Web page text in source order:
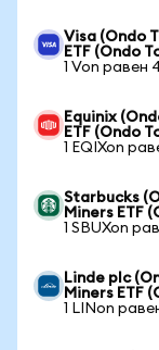
Visa (Ondo
ETF (Ondo
1 Von равен
Equinix
ETF (Ondo
1 EQIXon
Starbucks
Miners ETF
1 SBUXon
Linde plc
Miners ETF
1 LINon